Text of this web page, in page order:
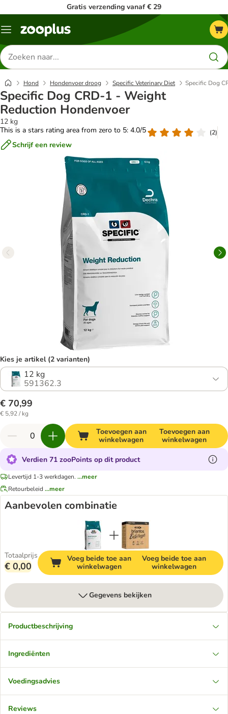
Gratis verzending vanaf € 29
Menu
Zoeken
naar
producten
Hond Hondenvoer droog Specific Veterinary Diet Specific Dog
Specific Dog CRD-1 - Weight
Reduction Hondenvoer
12 kg
This is a stars rating area from zero to 5: 4.0/5
(2)
Schrijf een review
Kies je artikel (2 varianten)
12 kg
591362.3
€ 70,99
€ 5,92 / kg
Toevoegen aan
winkelwagen
Toevoegen aan
winkelwagen
Verdien 71 zooPoints op dit product
Levertijd 1-3 werkdagen. ...meer
Retourbeleid ...meer
Aanbevolen combinatie
Totaalprijs
€ 0,00
Voeg beide toe aan
winkelwagen
Voeg beide toe aan
winkelwagen
Gegevens bekijken
Productbeschrijving
Ingrediënten
Voedingsadvies
Reviews